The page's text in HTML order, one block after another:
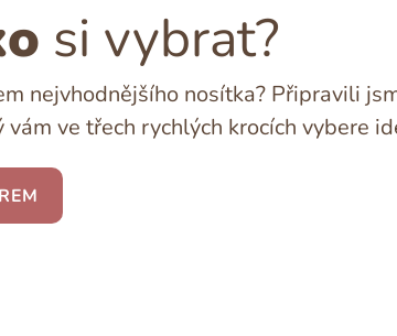
si vybrat?
nejvhodnějšího nosítka? Připravili
ve třech rychlých krocích vybere